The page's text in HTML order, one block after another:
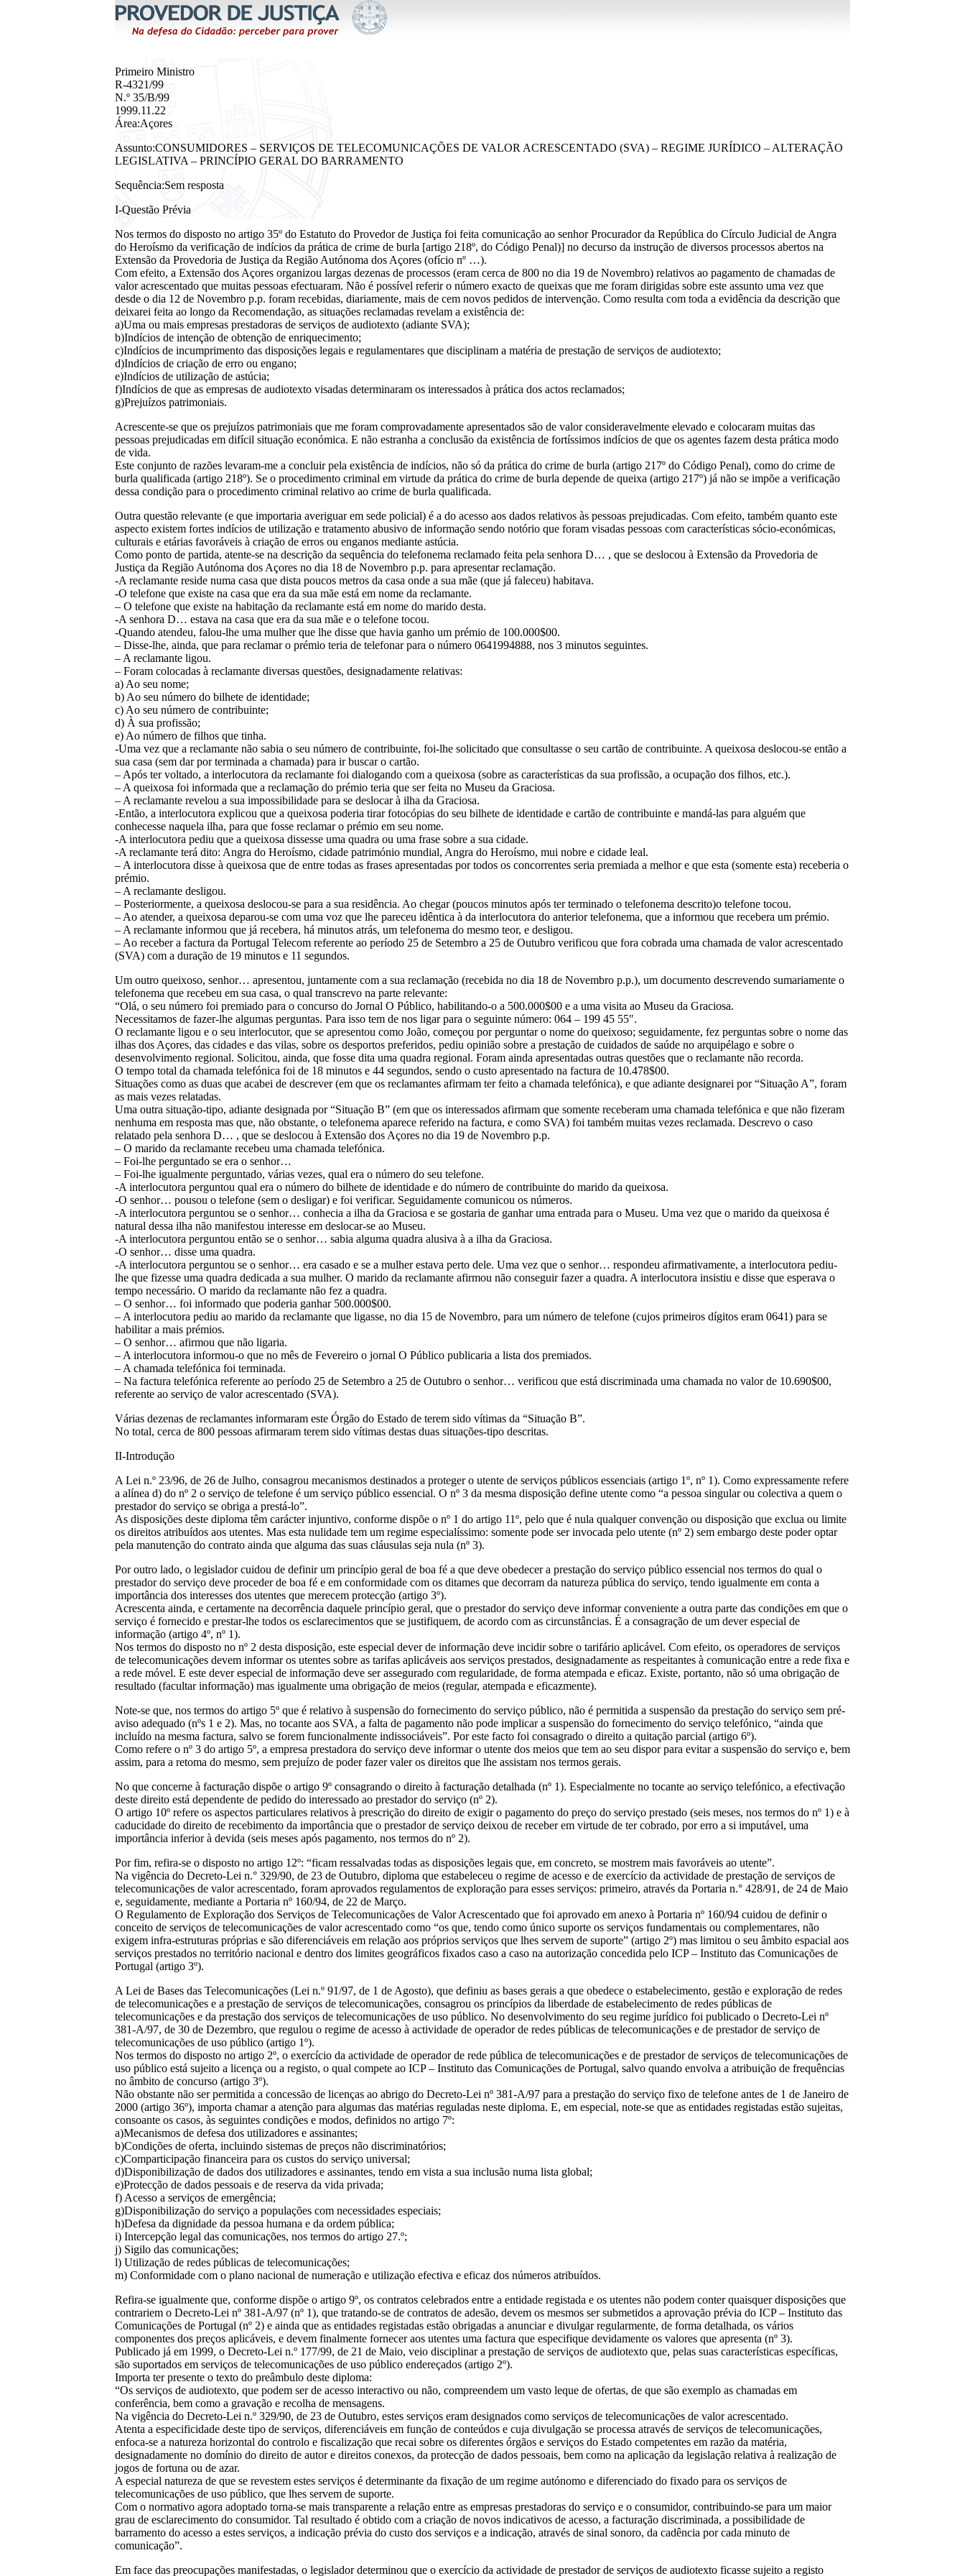
Primeiro Ministro
R-4321/99
N.º 35/B/99
1999.11.22
Área:Açores
Assunto:CONSUMIDORES – SERVIÇOS DE TELECOMUNICAÇÕES DE VALOR ACRESCENTADO (SVA) – REGIME JURÍDICO – ALTERAÇÃO
LEGISLATIVA – PRINCÍPIO GERAL DO BARRAMENTO
Sequência:Sem resposta
I-Questão Prévia
Nos termos do disposto no artigo 35º do Estatuto do Provedor de Justiça foi feita comunicação ao senhor Procurador da República do Círculo Judicial de Angra
do Heroísmo da verificação de indícios da prática de crime de burla [artigo 218º, do Código Penal)] no decurso da instrução de diversos processos abertos na
Extensão da Provedoria de Justiça da Região Autónoma dos Açores (ofício nº …).
Com efeito, a Extensão dos Açores organizou largas dezenas de processos (eram cerca de 800 no dia 19 de Novembro) relativos ao pagamento de chamadas de
valor acrescentado que muitas pessoas efectuaram. Não é possível referir o número exacto de queixas que me foram dirigidas sobre este assunto uma vez que
desde o dia 12 de Novembro p.p. foram recebidas, diariamente, mais de cem novos pedidos de intervenção. Como resulta com toda a evidência da descrição que
deixarei feita ao longo da Recomendação, as situações reclamadas revelam a existência de:
a)Uma ou mais empresas prestadoras de serviços de audiotexto (adiante SVA);
b)Indícios de intenção de obtenção de enriquecimento;
c)Indícios de incumprimento das disposições legais e regulamentares que disciplinam a matéria de prestação de serviços de audiotexto;
d)Indícios de criação de erro ou engano;
e)Indícios de utilização de astúcia;
f)Indícios de que as empresas de audiotexto visadas determinaram os interessados à prática dos actos reclamados;
g)Prejuízos patrimoniais.
Acrescente-se que os prejuízos patrimoniais que me foram comprovadamente apresentados são de valor consideravelmente elevado e colocaram muitas das
pessoas prejudicadas em difícil situação económica. E não estranha a conclusão da existência de fortíssimos indícios de que os agentes fazem desta prática modo
de vida.
Este conjunto de razões levaram-me a concluir pela existência de indícios, não só da prática do crime de burla (artigo 217º do Código Penal), como do crime de
burla qualificada (artigo 218º). Se o procedimento criminal em virtude da prática do crime de burla depende de queixa (artigo 217º) já não se impõe a verificação
dessa condição para o procedimento criminal relativo ao crime de burla qualificada.
Outra questão relevante (e que importaria averiguar em sede policial) é a do acesso aos dados relativos às pessoas prejudicadas. Com efeito, também quanto este
aspecto existem fortes indícios de utilização e tratamento abusivo de informação sendo notório que foram visadas pessoas com características sócio-económicas,
culturais e etárias favoráveis à criação de erros ou enganos mediante astúcia.
Como ponto de partida, atente-se na descrição da sequência do telefonema reclamado feita pela senhora D… , que se deslocou à Extensão da Provedoria de
Justiça da Região Autónoma dos Açores no dia 18 de Novembro p.p. para apresentar reclamação.
-A reclamante reside numa casa que dista poucos metros da casa onde a sua mãe (que já faleceu) habitava.
-O telefone que existe na casa que era da sua mãe está em nome da reclamante.
– O telefone que existe na habitação da reclamante está em nome do marido desta.
-A senhora D… estava na casa que era da sua mãe e o telefone tocou.
-Quando atendeu, falou-lhe uma mulher que lhe disse que havia ganho um prémio de 100.000$00.
– Disse-lhe, ainda, que para reclamar o prémio teria de telefonar para o número 0641994888, nos 3 minutos seguintes.
– A reclamante ligou.
– Foram colocadas à reclamante diversas questões, designadamente relativas:
a) Ao seu nome;
b) Ao seu número do bilhete de identidade;
c) Ao seu número de contribuinte;
d) À sua profissão;
e) Ao número de filhos que tinha.
-Uma vez que a reclamante não sabia o seu número de contribuinte, foi-lhe solicitado que consultasse o seu cartão de contribuinte. A queixosa deslocou-se então a
sua casa (sem dar por terminada a chamada) para ir buscar o cartão.
– Após ter voltado, a interlocutora da reclamante foi dialogando com a queixosa (sobre as características da sua profissão, a ocupação dos filhos, etc.).
– A queixosa foi informada que a reclamação do prémio teria que ser feita no Museu da Graciosa.
– A reclamante revelou a sua impossibilidade para se deslocar à ilha da Graciosa.
-Então, a interlocutora explicou que a queixosa poderia tirar fotocópias do seu bilhete de identidade e cartão de contribuinte e mandá-las para alguém que
conhecesse naquela ilha, para que fosse reclamar o prémio em seu nome.
-A interlocutora pediu que a queixosa dissesse uma quadra ou uma frase sobre a sua cidade.
-A reclamante terá dito: Angra do Heroísmo, cidade património mundial, Angra do Heroísmo, mui nobre e cidade leal.
– A interlocutora disse à queixosa que de entre todas as frases apresentadas por todos os concorrentes seria premiada a melhor e que esta (somente esta) receberia o
prémio.
– A reclamante desligou.
– Posteriormente, a queixosa deslocou-se para a sua residência. Ao chegar (poucos minutos após ter terminado o telefonema descrito)o telefone tocou.
– Ao atender, a queixosa deparou-se com uma voz que lhe pareceu idêntica à da interlocutora do anterior telefonema, que a informou que recebera um prémio.
– A reclamante informou que já recebera, há minutos atrás, um telefonema do mesmo teor, e desligou.
– Ao receber a factura da Portugal Telecom referente ao período 25 de Setembro a 25 de Outubro verificou que fora cobrada uma chamada de valor acrescentado
(SVA) com a duração de 19 minutos e 11 segundos.
Um outro queixoso, senhor… apresentou, juntamente com a sua reclamação (recebida no dia 18 de Novembro p.p.), um documento descrevendo sumariamente o
telefonema que recebeu em sua casa, o qual transcrevo na parte relevante:
“Olá, o seu número foi premiado para o concurso do Jornal O Público, habilitando-o a 500.000$00 e a uma visita ao Museu da Graciosa.
Necessitamos de fazer-lhe algumas perguntas. Para isso tem de nos ligar para o seguinte número: 064 – 199 45 55″.
O reclamante ligou e o seu interlocutor, que se apresentou como João, começou por perguntar o nome do queixoso; seguidamente, fez perguntas sobre o nome das
ilhas dos Açores, das cidades e das vilas, sobre os desportos preferidos, pediu opinião sobre a prestação de cuidados de saúde no arquipélago e sobre o
desenvolvimento regional. Solicitou, ainda, que fosse dita uma quadra regional. Foram ainda apresentadas outras questões que o reclamante não recorda.
O tempo total da chamada telefónica foi de 18 minutos e 44 segundos, sendo o custo apresentado na factura de 10.478$00.
Situações como as duas que acabei de descrever (em que os reclamantes afirmam ter feito a chamada telefónica), e que adiante designarei por “Situação A”, foram
as mais vezes relatadas.
Uma outra situação-tipo, adiante designada por “Situação B” (em que os interessados afirmam que somente receberam uma chamada telefónica e que não fizeram
nenhuma em resposta mas que, não obstante, o telefonema aparece referido na factura, e como SVA) foi também muitas vezes reclamada. Descrevo o caso
relatado pela senhora D… , que se deslocou à Extensão dos Açores no dia 19 de Novembro p.p.
– O marido da reclamante recebeu uma chamada telefónica.
– Foi-lhe perguntado se era o senhor…
– Foi-lhe igualmente perguntado, várias vezes, qual era o número do seu telefone.
-A interlocutora perguntou qual era o número do bilhete de identidade e do número de contribuinte do marido da queixosa.
-O senhor… pousou o telefone (sem o desligar) e foi verificar. Seguidamente comunicou os números.
-A interlocutora perguntou se o senhor… conhecia a ilha da Graciosa e se gostaria de ganhar uma entrada para o Museu. Uma vez que o marido da queixosa é
natural dessa ilha não manifestou interesse em deslocar-se ao Museu.
-A interlocutora perguntou então se o senhor… sabia alguma quadra alusiva à a ilha da Graciosa.
-O senhor… disse uma quadra.
-A interlocutora perguntou se o senhor… era casado e se a mulher estava perto dele. Uma vez que o senhor… respondeu afirmativamente, a interlocutora pediu-
lhe que fizesse uma quadra dedicada a sua mulher. O marido da reclamante afirmou não conseguir fazer a quadra. A interlocutora insistiu e disse que esperava o
tempo necessário. O marido da reclamante não fez a quadra.
– O senhor… foi informado que poderia ganhar 500.000$00.
– A interlocutora pediu ao marido da reclamante que ligasse, no dia 15 de Novembro, para um número de telefone (cujos primeiros dígitos eram 0641) para se
habilitar a mais prémios.
– O senhor… afirmou que não ligaria.
– A interlocutora informou-o que no mês de Fevereiro o jornal O Público publicaria a lista dos premiados.
– A chamada telefónica foi terminada.
– Na factura telefónica referente ao período 25 de Setembro a 25 de Outubro o senhor… verificou que está discriminada uma chamada no valor de 10.690$00,
referente ao serviço de valor acrescentado (SVA).
Várias dezenas de reclamantes informaram este Órgão do Estado de terem sido vítimas da “Situação B”.
No total, cerca de 800 pessoas afirmaram terem sido vítimas destas duas situações-tipo descritas.
II-Introdução
A Lei n.º 23/96, de 26 de Julho, consagrou mecanismos destinados a proteger o utente de serviços públicos essenciais (artigo 1º, nº 1). Como expressamente refere
a alínea d) do nº 2 o serviço de telefone é um serviço público essencial. O nº 3 da mesma disposição define utente como “a pessoa singular ou colectiva a quem o
prestador do serviço se obriga a prestá-lo”.
As disposições deste diploma têm carácter injuntivo, conforme dispõe o nº 1 do artigo 11º, pelo que é nula qualquer convenção ou disposição que exclua ou limite
os direitos atribuídos aos utentes. Mas esta nulidade tem um regime especialíssimo: somente pode ser invocada pelo utente (nº 2) sem embargo deste poder optar
pela manutenção do contrato ainda que alguma das suas cláusulas seja nula (nº 3).
Por outro lado, o legislador cuidou de definir um princípio geral de boa fé a que deve obedecer a prestação do serviço público essencial nos termos do qual o
prestador do serviço deve proceder de boa fé e em conformidade com os ditames que decorram da natureza pública do serviço, tendo igualmente em conta a
importância dos interesses dos utentes que merecem protecção (artigo 3º).
Acrescenta ainda, e certamente na decorrência daquele princípio geral, que o prestador do serviço deve informar conveniente a outra parte das condições em que o
serviço é fornecido e prestar-lhe todos os esclarecimentos que se justifiquem, de acordo com as circunstâncias. É a consagração de um dever especial de
informação (artigo 4º, nº 1).
Nos termos do disposto no nº 2 desta disposição, este especial dever de informação deve incidir sobre o tarifário aplicável. Com efeito, os operadores de serviços
de telecomunicações devem informar os utentes sobre as tarifas aplicáveis aos serviços prestados, designadamente as respeitantes à comunicação entre a rede fixa e
a rede móvel. E este dever especial de informação deve ser assegurado com regularidade, de forma atempada e eficaz. Existe, portanto, não só uma obrigação de
resultado (facultar informação) mas igualmente uma obrigação de meios (regular, atempada e eficazmente).
Note-se que, nos termos do artigo 5º que é relativo à suspensão do fornecimento do serviço público, não é permitida a suspensão da prestação do serviço sem pré-
aviso adequado (nºs 1 e 2). Mas, no tocante aos SVA, a falta de pagamento não pode implicar a suspensão do fornecimento do serviço telefónico, “ainda que
incluído na mesma factura, salvo se forem funcionalmente indissociáveis”. Por este facto foi consagrado o direito a quitação parcial (artigo 6º).
Como refere o nº 3 do artigo 5º, a empresa prestadora do serviço deve informar o utente dos meios que tem ao seu dispor para evitar a suspensão do serviço e, bem
assim, para a retoma do mesmo, sem prejuízo de poder fazer valer os direitos que lhe assistam nos termos gerais.
No que concerne à facturação dispõe o artigo 9º consagrando o direito à facturação detalhada (nº 1). Especialmente no tocante ao serviço telefónico, a efectivação
deste direito está dependente de pedido do interessado ao prestador do serviço (nº 2).
O artigo 10º refere os aspectos particulares relativos à prescrição do direito de exigir o pagamento do preço do serviço prestado (seis meses, nos termos do nº 1) e à
caducidade do direito de recebimento da importância que o prestador de serviço deixou de receber em virtude de ter cobrado, por erro a si imputável, uma
importância inferior à devida (seis meses após pagamento, nos termos do nº 2).
Por fim, refira-se o disposto no artigo 12º: “ficam ressalvadas todas as disposições legais que, em concreto, se mostrem mais favoráveis ao utente”.
Na vigência do Decreto-Lei n.° 329/90, de 23 de Outubro, diploma que estabeleceu o regime de acesso e de exercício da actividade de prestação de serviços de
telecomunicações de valor acrescentado, foram aprovados regulamentos de exploração para esses serviços: primeiro, através da Portaria n.° 428/91, de 24 de Maio
e, seguidamente, mediante a Portaria nº 160/94, de 22 de Março.
O Regulamento de Exploração dos Serviços de Telecomunicações de Valor Acrescentado que foi aprovado em anexo à Portaria nº 160/94 cuidou de definir o
conceito de serviços de telecomunicações de valor acrescentado como “os que, tendo como único suporte os serviços fundamentais ou complementares, não
exigem infra-estruturas próprias e são diferenciáveis em relação aos próprios serviços que lhes servem de suporte” (artigo 2º) mas limitou o seu âmbito espacial aos
serviços prestados no território nacional e dentro dos limites geográficos fixados caso a caso na autorização concedida pelo ICP – Instituto das Comunicações de
Portugal (artigo 3º).
A Lei de Bases das Telecomunicações (Lei n.º 91/97, de 1 de Agosto), que definiu as bases gerais a que obedece o estabelecimento, gestão e exploração de redes
de telecomunicações e a prestação de serviços de telecomunicações, consagrou os princípios da liberdade de estabelecimento de redes públicas de
telecomunicações e da prestação dos serviços de telecomunicações de uso público. No desenvolvimento do seu regime jurídico foi publicado o Decreto-Lei nº
381-A/97, de 30 de Dezembro, que regulou o regime de acesso à actividade de operador de redes públicas de telecomunicações e de prestador de serviço de
telecomunicações de uso público (artigo 1º).
Nos termos do disposto no artigo 2º, o exercício da actividade de operador de rede pública de telecomunicações e de prestador de serviços de telecomunicações de
uso público está sujeito a licença ou a registo, o qual compete ao ICP – Instituto das Comunicações de Portugal, salvo quando envolva a atribuição de frequências
no âmbito de concurso (artigo 3º).
Não obstante não ser permitida a concessão de licenças ao abrigo do Decreto-Lei nº 381-A/97 para a prestação do serviço fixo de telefone antes de 1 de Janeiro de
2000 (artigo 36º), importa chamar a atenção para algumas das matérias reguladas neste diploma. E, em especial, note-se que as entidades registadas estão sujeitas,
consoante os casos, às seguintes condições e modos, definidos no artigo 7º:
a)Mecanismos de defesa dos utilizadores e assinantes;
b)Condições de oferta, incluindo sistemas de preços não discriminatórios;
c)Comparticipação financeira para os custos do serviço universal;
d)Disponibilização de dados dos utilizadores e assinantes, tendo em vista a sua inclusão numa lista global;
e)Protecção de dados pessoais e de reserva da vida privada;
f) Acesso a serviços de emergência;
g)Disponibilização do serviço a populações com necessidades especiais;
h)Defesa da dignidade da pessoa humana e da ordem pública;
i) Intercepção legal das comunicações, nos termos do artigo 27.º;
j) Sigilo das comunicações;
l) Utilização de redes públicas de telecomunicações;
m) Conformidade com o plano nacional de numeração e utilização efectiva e eficaz dos números atribuídos.
Refira-se igualmente que, conforme dispõe o artigo 9º, os contratos celebrados entre a entidade registada e os utentes não podem conter quaisquer disposições que
contrariem o Decreto-Lei nº 381-A/97 (nº 1), que tratando-se de contratos de adesão, devem os mesmos ser submetidos a aprovação prévia do ICP – Instituto das
Comunicações de Portugal (nº 2) e ainda que as entidades registadas estão obrigadas a anunciar e divulgar regularmente, de forma detalhada, os vários
componentes dos preços aplicáveis, e devem finalmente fornecer aos utentes uma factura que especifique devidamente os valores que apresenta (nº 3).
Publicado já em 1999, o Decreto-Lei n.º 177/99, de 21 de Maio, veio disciplinar a prestação de serviços de audiotexto que, pelas suas características específicas,
são suportados em serviços de telecomunicações de uso público endereçados (artigo 2º).
Importa ter presente o texto do preâmbulo deste diploma:
“Os serviços de audiotexto, que podem ser de acesso interactivo ou não, compreendem um vasto leque de ofertas, de que são exemplo as chamadas em
conferência, bem como a gravação e recolha de mensagens.
Na vigência do Decreto-Lei n.º 329/90, de 23 de Outubro, estes serviços eram designados como serviços de telecomunicações de valor acrescentado.
Atenta a especificidade deste tipo de serviços, diferenciáveis em função de conteúdos e cuja divulgação se processa através de serviços de telecomunicações,
enfoca-se a natureza horizontal do controlo e fiscalização que recai sobre os diferentes órgãos e serviços do Estado competentes em razão da matéria,
designadamente no domínio do direito de autor e direitos conexos, da protecção de dados pessoais, bem como na aplicação da legislação relativa à realização de
jogos de fortuna ou de azar.
A especial natureza de que se revestem estes serviços é determinante da fixação de um regime autónomo e diferenciado do fixado para os serviços de
telecomunicações de uso público, que lhes servem de suporte.
Com o normativo agora adoptado torna-se mais transparente a relação entre as empresas prestadoras do serviço e o consumidor, contribuindo-se para um maior
grau de esclarecimento do consumidor. Tal resultado é obtido com a criação de novos indicativos de acesso, a facturação discriminada, a possibilidade de
barramento do acesso a estes serviços, a indicação prévia do custo dos serviços e a indicação, através de sinal sonoro, da cadência por cada minuto de
comunicação”.
Em face das preocupações manifestadas, o legislador determinou que o exercício da actividade de prestador de serviços de audiotexto ficasse sujeito a registo